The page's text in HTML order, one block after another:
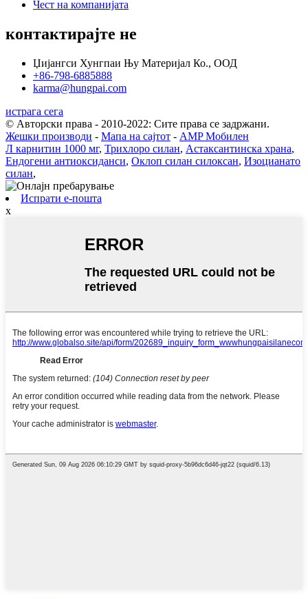
Чест на компанијата
контактирајте не
Џијангси Хунгпаи Њу Материјал Ко., ООД
+86-798-6885888
karma@hungpai.com
истрага сега
© Авторски права - 2010-2022: Сите права се задржани.
Жешки производи - Мапа на сајтот - AMP Мобилен
Л карнитин 1000 мг, Трихлоро силан, Астаксантинска храна,
Ендогени антиоксиданси, Оклоп силан силоксан, Изоцианато
силан,
Испрати е-пошта
x